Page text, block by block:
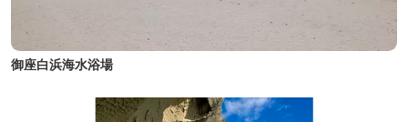
御座白浜海水浴場